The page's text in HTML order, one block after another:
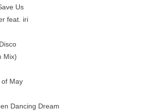
Us
feat. iri
Mix)
of May
Dancing Dream